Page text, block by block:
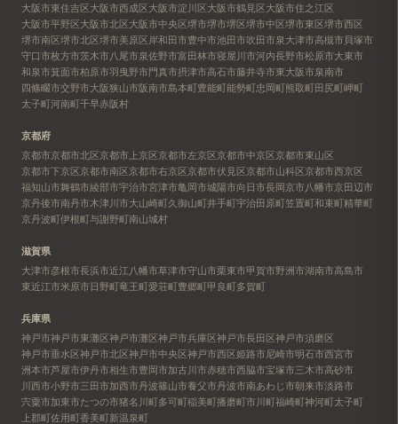
大阪市東住吉区大阪市西成区大阪市淀川区大阪市鶴見区大阪市住之江区
大阪市平野区大阪市北区大阪市中央区堺市堺市堺区堺市中区堺市東区堺市西区
堺市南区堺市北区堺市美原区岸和田市豊中市池田市吹田市泉大津市高槻市 貝塚市
守口市枚方市茨木市八尾市泉佐野市富田林市寝屋川市河内長野市松原市大東市
和泉市箕面市柏原市羽曳野市門真市摂津市高石市藤井寺市東大阪市泉南市
四條畷市交野市大阪狭山市阪南市島本町豊能町能勢町忠岡町熊取町田尻町岬町
太子町河南町千早赤阪村
京都府
京都市京都市北区京都市上京区京都市左京区京都市中京区京都市東山区
京都市下京区京都市南区京都市右京区京都市伏見区京都市山科区京都市西京区
福知山市舞鶴市綾部市宇治市宮津市亀岡市城陽市向日市長岡京市八幡市京田辺市
京丹後市南丹市木津川市大山崎町久御山町井手町宇治田原町笠置町和束町精華町
京丹波町伊根町与謝野町南山城村
滋賀県
大津市彦根市長浜市近江八幡市草津市守山市栗東市甲賀市野洲市湖南市高島市
東近江市米原市日野町竜王町愛荘町豊郷町甲良町多賀町
兵庫県
神戸市神戸市東灘区神戸市灘区神戸市兵庫区神戸市長田区神戸市須磨区
神戸市垂水区神戸市北区神戸市中央区神戸市西区姫路市尼崎市明石市西宮市
洲本市芦屋市伊丹市相生市豊岡市加古川市赤穂市西脇市宝塚市三木市高砂市
川西市小野市三田市加西市丹波篠山市養父市丹波市南あわじ市朝来市淡路市
宍粟市加東市たつの市猪名川町多可町稲美町播磨町市川町福崎町神河町太子町
上郡町佐用町香美町新温泉町